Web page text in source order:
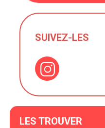
SUIVEZ-LES
LES TROUVER